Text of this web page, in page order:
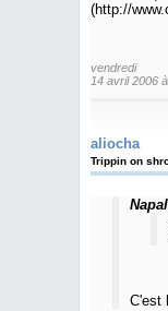
(http://
vendredi
14 avril 2006
aliocha
Trippin on
C'est